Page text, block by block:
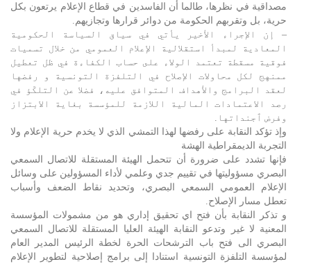
مصداقية في نظرها، طالما أن الفاسدين في قطاع الإعلام يرتعون بكل
حرية، بل وتقربهم الحكومة من دوائر قرارها وتجازيهم.
– إن الإجراء الأخير يأتي في سياق السياسة الحكومية
المعادية لمبدأ استقلالية الإعلام العمومي من خلال تسميات
فوقية مسقطة تعتمد الولاء على حساب الكفاءة في ظل تعطيل
ممنهج لكل محاولات الإصلاح في التلفزة التونسية و رفضها
لعقد البرامج والأهداف المتوافق عليه، فضلا عن التلكّؤ في
رصد الاعتمادات المالية اللازمة للمؤسسة بغاية الابتزاز
وفرض ٱجنداتها.
وإذ تؤكد النقابة على رفضها لهذا التمشي الذي لا يخدم حرية الإعلام ولا
التجربة الديمقراطية الهشة
فإنها تشدد على ضرورة أن تتحمل الهيئة المستقلة للاتصال السمعي
البصري مسؤوليتها في تقييم جدي وعلمي لأداء المسؤولين على وسائل
الإعلام العمومي السمعي البصري، وتحديد نقاط الضعف وأسباب
تعطل مسار الإصلاح.
و تذكر النقابة بأن فتح اي تحقيق إداري هو من مشمولات المؤسسة
المعنية لا غير وتدعو النقابة الهيئة العليا المستقلة للاتصال السمعي
البصري الى فتح باب الترشحات الحرة لخطة الرئيس المدير العام
لمؤسسة التلفزة التونسية استنادا إلى برامج إصلاحية لتطوير الإعلام